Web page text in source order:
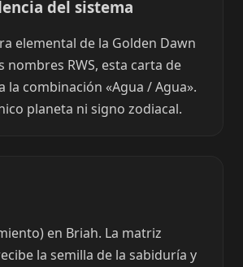
del sistema
elemental de la Golden Dawn
nombres RWS, esta carta de
la combinación «Agua / Agua».
planeta ni signo zodiacal.
en Briah. La matriz
la semilla de la sabiduría y